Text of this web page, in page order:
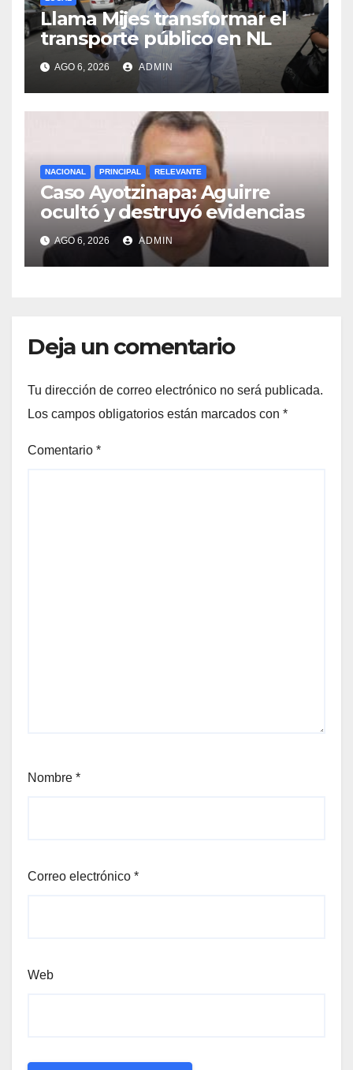
Llama Mijes transformar el
transporte público en NL
AGO 6, 2026 ADMIN
NACIONAL PRINCIPAL RELEVANTE
Caso Ayotzinapa: Aguirre
ocultó y destruyó evidencias
AGO 6, 2026 ADMIN
Deja un comentario
Tu dirección de correo electrónico no será publicada.
Los campos obligatorios están marcados con *
Comentario *
Nombre *
Correo electrónico *
Web